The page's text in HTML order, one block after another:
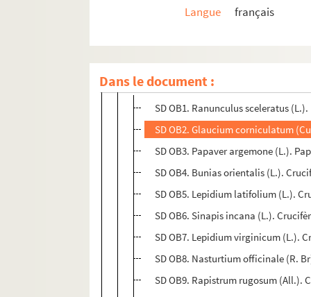
Langue
français
Dans le document :
Rénovations et aménagements
Basilique de Saint-Denis
Herbier
SD OB1. Ranunculus sceleratus
SD OB2. Glaucium corniculatum
SD OB3. Papaver argemone (L.).
SD OB4. Bunias orientalis (L.).
SD OB5. Lepidium latifolium (L.).
SD OB6. Sinapis incana (L.).
SD OB7. Lepidium virginicum (L.).
SD OB8. Nasturtium officinale (R.
SD OB9. Rapistrum rugosum (All.).